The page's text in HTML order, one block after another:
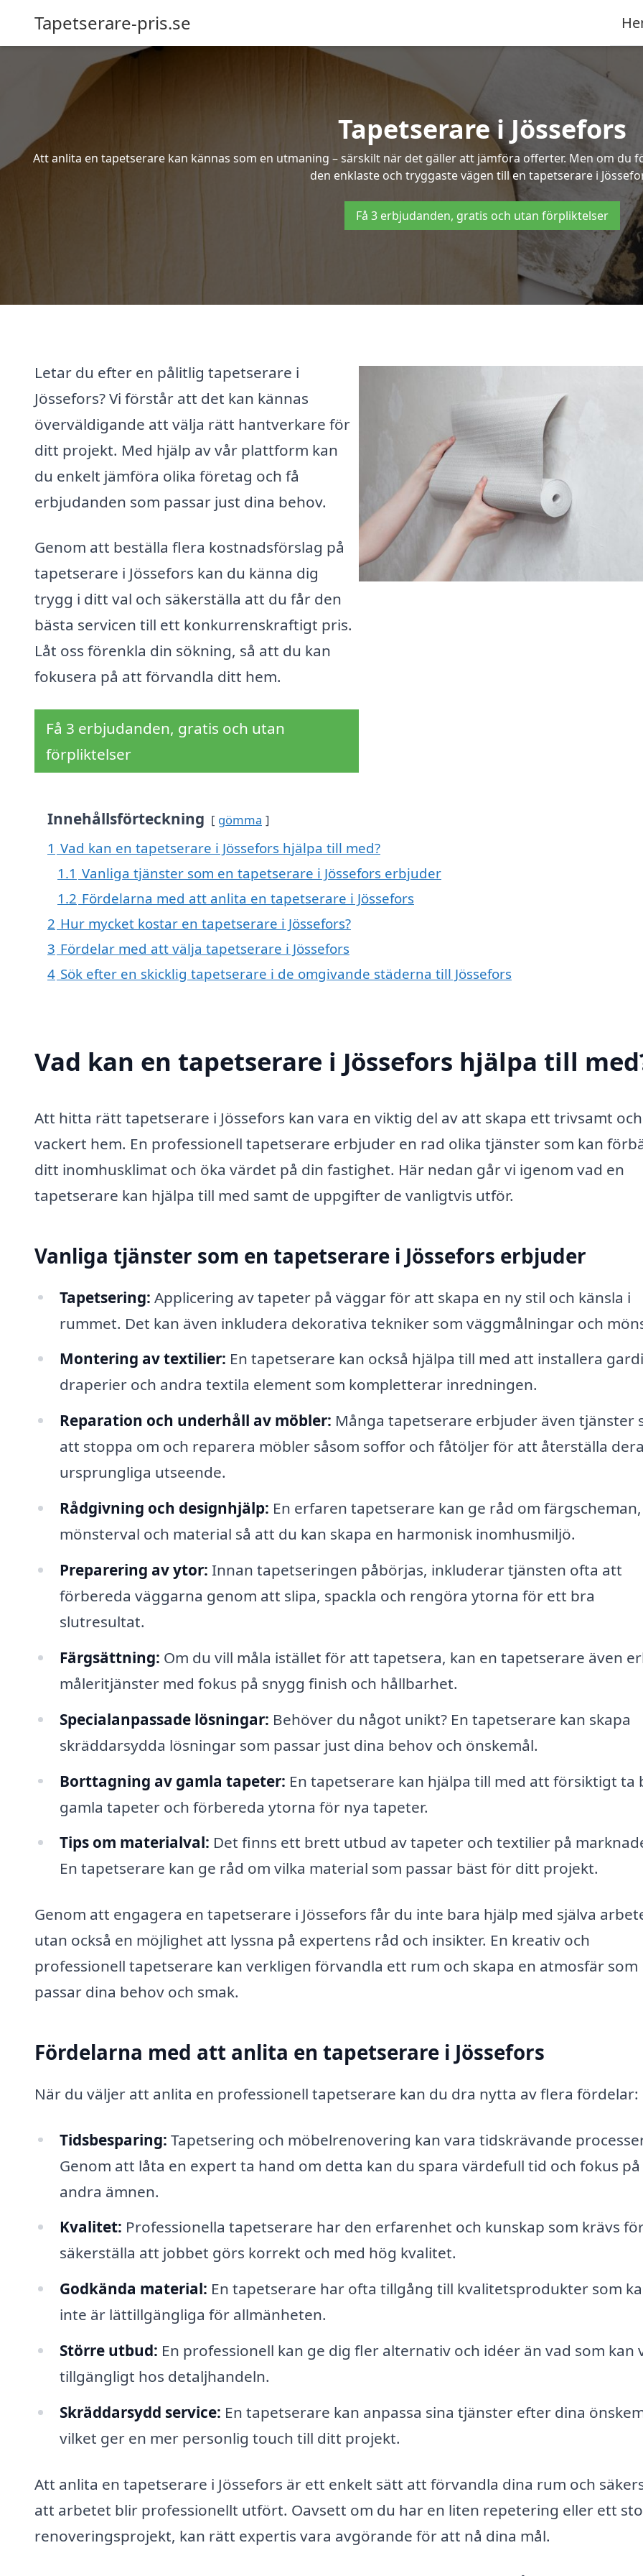
Tapetserare-pris.se
Tapetserare i Jössefors
Att anlita en tapetserare kan kännas som en utmaning – särskilt när det gäller att jämföra offerter. Men om
den enklaste och tryggaste vägen till en tapetserare i
Få 3 erbjudanden, gratis och utan förpliktelser
Letar du efter en pålitlig tapetserare i
Jössefors? Vi förstår att det kan kännas
överväldigande att välja rätt hantverkare för
ditt projekt. Med hjälp av vår plattform kan
du enkelt jämföra olika företag och få
erbjudanden som passar just dina behov.
Genom att beställa flera kostnadsförslag på
tapetserare i Jössefors kan du känna dig
trygg i ditt val och säkerställa att du får den
bästa servicen till ett konkurrenskraftigt pris.
Låt oss förenkla din sökning, så att du kan
fokusera på att förvandla ditt hem.
Få 3 erbjudanden, gratis och utan
förpliktelser
Innehållsförteckning gömma
1 Vad kan en tapetserare i Jössefors hjälpa till med?
1.1 Vanliga tjänster som en tapetserare i Jössefors erbjuder
1.2 Fördelarna med att anlita en tapetserare i Jössefors
2 Hur mycket kostar en tapetserare i Jössefors?
3 Fördelar med att välja tapetserare i Jössefors
4 Sök efter en skicklig tapetserare i de omgivande städerna till Jössefors
Vad kan en tapetserare i Jössefors hjälpa till
Att hitta rätt tapetserare i Jössefors kan vara en viktig del av att skapa ett trivsamt och
vackert hem. En professionell tapetserare erbjuder en rad olika tjänster som kan
ditt inomhusklimat och öka värdet på din fastighet. Här nedan går vi igenom vad en
tapetserare kan hjälpa till med samt de uppgifter de vanligtvis utför.
Vanliga tjänster som en tapetserare i Jössefors erbjuder
Tapetsering: Applicering av tapeter på väggar för att skapa en ny stil och känsla i
rummet. Det kan även inkludera dekorativa tekniker som väggmålningar och
Montering av textilier: En tapetserare kan också hjälpa till med att installera
draperier och andra textila element som kompletterar inredningen.
Reparation och underhåll av möbler: Många tapetserare erbjuder även tjänster
att stoppa om och reparera möbler såsom soffor och fåtöljer för att återställa
ursprungliga utseende.
Rådgivning och designhjälp: En erfaren tapetserare kan ge råd om färgscheman,
mönsterval och material så att du kan skapa en harmonisk inomhusmiljö.
Preparering av ytor: Innan tapetseringen påbörjas, inkluderar tjänsten ofta att
förbereda väggarna genom att slipa, spackla och rengöra ytorna för ett bra
slutresultat.
Färgsättning: Om du vill måla istället för att tapetsera, kan en tapetserare även
måleritjänster med fokus på snygg finish och hållbarhet.
Specialanpassade lösningar: Behöver du något unikt? En tapetserare kan skapa
skräddarsydda lösningar som passar just dina behov och önskemål.
Borttagning av gamla tapeter: En tapetserare kan hjälpa till med att försiktigt ta
gamla tapeter och förbereda ytorna för nya tapeter.
Tips om materialval: Det finns ett brett utbud av tapeter och textilier på
En tapetserare kan ge råd om vilka material som passar bäst för ditt projekt.
Genom att engagera en tapetserare i Jössefors får du inte bara hjälp med själva
utan också en möjlighet att lyssna på expertens råd och insikter. En kreativ och
professionell tapetserare kan verkligen förvandla ett rum och skapa en atmosfär som
passar dina behov och smak.
Fördelarna med att anlita en tapetserare i Jössefors
När du väljer att anlita en professionell tapetserare kan du dra nytta av flera fördelar:
Tidsbesparing: Tapetsering och möbelrenovering kan vara tidskrävande
Genom att låta en expert ta hand om detta kan du spara värdefull tid och fokus på
andra ämnen.
Kvalitet: Professionella tapetserare har den erfarenhet och kunskap som krävs
säkerställa att jobbet görs korrekt och med hög kvalitet.
Godkända material: En tapetserare har ofta tillgång till kvalitetsprodukter som
inte är lättillgängliga för allmänheten.
Större utbud: En professionell kan ge dig fler alternativ och idéer än vad som kan
tillgängligt hos detaljhandeln.
Skräddarsydd service: En tapetserare kan anpassa sina tjänster efter dina
vilket ger en mer personlig touch till ditt projekt.
Att anlita en tapetserare i Jössefors är ett enkelt sätt att förvandla dina rum och
att arbetet blir professionellt utfört. Oavsett om du har en liten repetering eller ett
renoveringsprojekt, kan rätt expertis vara avgörande för att nå dina mål.